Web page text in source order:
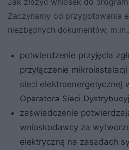
Zaczynamy od przygotowania
niezbędnych dokumentów, m.in.:
potwierdzenie przyjęcia
przyłączenie
sieci elektroenergetycznej
Operatora Sieci
zaświadczenie
wnioskodawcy za
elektryczną na zasadach